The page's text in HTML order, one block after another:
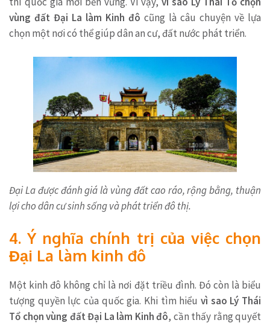
vùng đất Đại La làm Kinh đô cũng là câu chuyện về lựa
chọn một nơi có thể giúp dân an cư, đất nước phát triển.
Đại La được đánh giá là vùng đất cao ráo, rộng bằng, thuận
lợi cho dân cư sinh sống và phát triển đô thị.
4. Ý nghĩa chính trị của việc chọn
Đại La làm kinh đô
Một kinh đô không chỉ là nơi đặt triều đình. Đó còn là biểu
tượng quyền lực của quốc gia. Khi tìm hiểu vì sao Lý Thái
Tổ chọn vùng đất Đại La làm Kinh đô, cần thấy rằng quyết